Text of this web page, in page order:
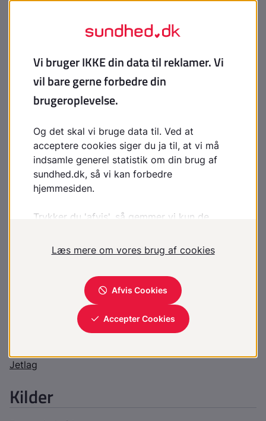
man rejser, og om man rejser mod vest eller øst.
Melatonin kan også forsøges anvendt ved
døgnrytmeforstyrrelser, hvis man arbejder på
Da den naturlige udskillelse af melatonin falder livet
igennem, kan melatonin anvendes til personer over 55
år, som generes af natlige opvågninger.
Melatonin som sovemiddel
Melatonin er ikke et sovemiddel, men et
døgnrytmeregulerende stof. Melatonin anvendes som
søvnstabiliserende middel ved udviklingsforstyrrelser
Bivirkninger
Der er ikke bivirkninger ved at anvende melatonin i 2-
Vil du vide mere?
Jetlag
Kilder